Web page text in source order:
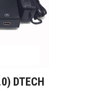
DTECH